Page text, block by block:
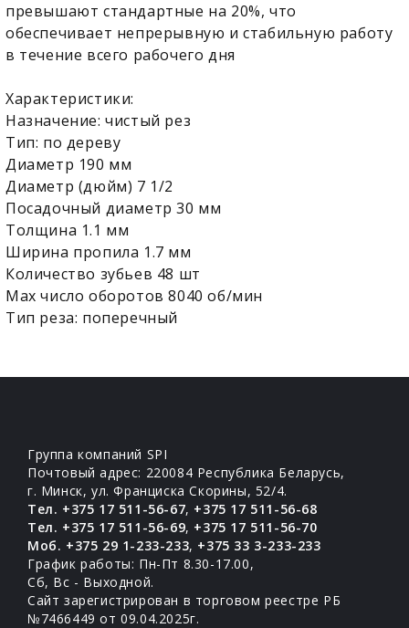
превышают стандартные на 20%, что
обеспечивает непрерывную и стабильную работу
в течение всего рабочего дня
Характеристики:
Назначение: чистый рез
Тип: по дереву
Диаметр 190 мм
Диаметр (дюйм) 7 1/2
Посадочный диаметр 30 мм
Толщина 1.1 мм
Ширина пропила 1.7 мм
Количество зубьев 48 шт
Max число оборотов 8040 об/мин
Тип реза: поперечный
Группа компаний SPI
Почтовый адрес: 220084 Республика Беларусь,
г. Минск, ул. Франциска Скорины, 52/4.
Тел. +375 17 511-56-67, +375 17 511-56-68
Тел. +375 17 511-56-69, +375 17 511-56-70
Моб. +375 29 1-233-233, +375 33 3-233-233
График работы: Пн-Пт 8.30-17.00,
Сб, Вс - Выходной.
Сайт зарегистрирован в торговом реестре РБ
№7466449 от 09.04.2025г.